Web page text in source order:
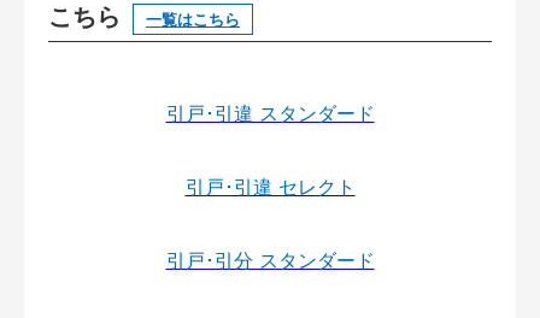
こちら
一覧はこちら
引戸･引違 スタンダード
引戸･引違 セレクト
引戸･引分 スタンダード